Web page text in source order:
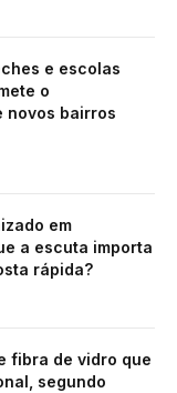
e escolas
o
novos bairros
em
a escuta importa
rápida?
fibra de vidro que
segundo